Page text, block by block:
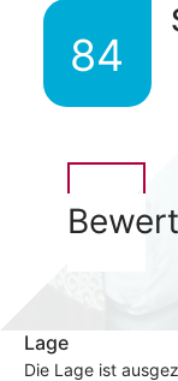
84
Lage
Die Lage ist